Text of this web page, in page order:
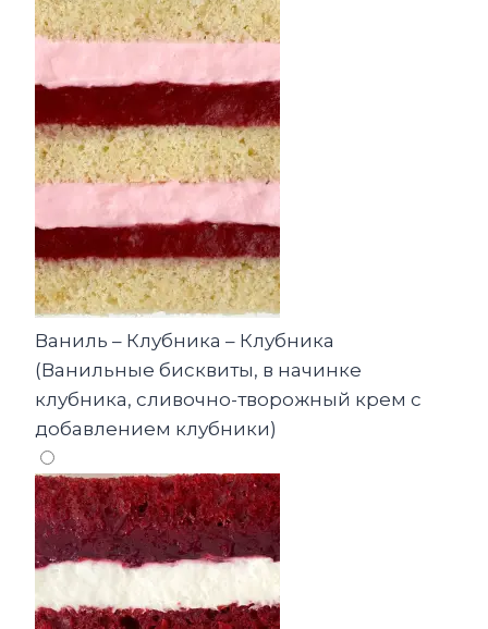
Ваниль – Клубника – Клубника
(Ванильные бисквиты, в начинке
клубника, сливочно-творожный крем с
добавлением клубники)